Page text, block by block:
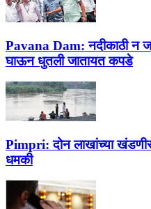
Pavana Dam: नदीकाठी न
घाऊन धुतली जातायत कपडे
Pimpri: दोन लाखांच्‍या
धमकी